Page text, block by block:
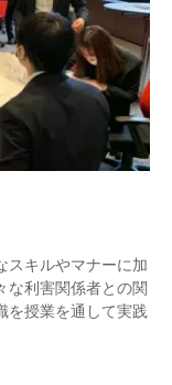
スキルやマナーに加
な利害関係者との関
を授業を通して実践